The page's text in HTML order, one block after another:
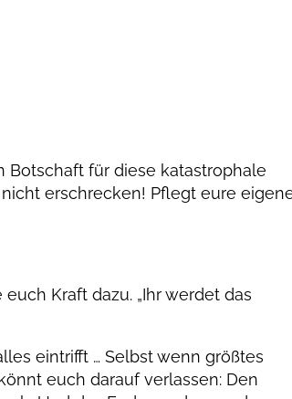
Botschaft für diese katastrophale
erschrecken! Pflegt eure
Kraft dazu. „Ihr werdet das
eintrifft … Selbst wenn größtes
euch darauf verlassen: Den